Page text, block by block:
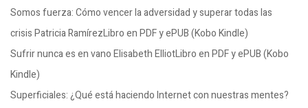
Somos fuerza: Cómo vencer la adversidad y superar todas las
crisis Patricia RamírezLibro en PDF y ePUB (Kobo Kindle)
Sufrir nunca es en vano Elisabeth ElliotLibro en PDF y ePUB (Kobo
Kindle)
Superficiales: ¿Qué está haciendo Internet con nuestras mentes?